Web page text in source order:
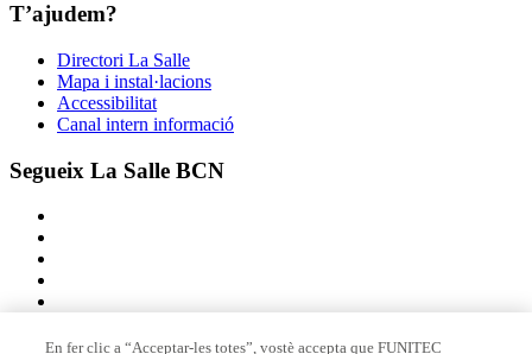
T’ajudem?
Directori La Salle
Mapa i instal·lacions
Accessibilitat
Canal intern informació
Segueix La Salle BCN
En fer clic a “Acceptar-les totes”, vostè accepta que FUNITEC